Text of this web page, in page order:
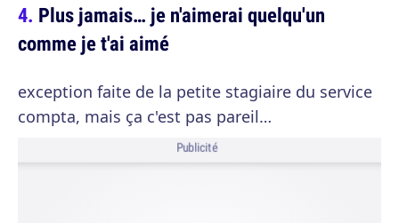
Plus jamais… je n'aimerai quelqu'un
comme je t'ai aimé
exception faite de la petite stagiaire du service
compta, mais ça c'est pas pareil…
Publicité